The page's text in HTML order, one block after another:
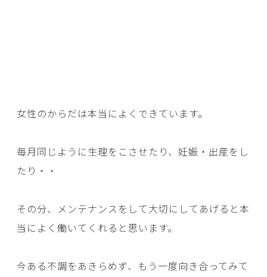
女性のからだは本当によくできています。
毎月同じように生理をこさせたり、妊娠・出産をし
たり・・
その分、メンテナンスをして大切にしてあげると本
当によく働いてくれると思います。
今ある不調をあきらめず、もう一度向き合ってみて